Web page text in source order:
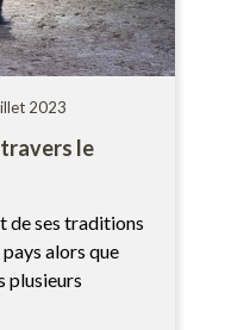
2023
le
de ses traditions
alors que
plusieurs